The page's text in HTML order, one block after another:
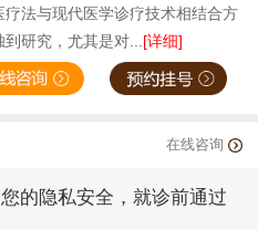
疗法与现代医学诊疗技术相结合方
到研究，尤其是对...[详细]
在线咨询
的隐私安全，就诊前通过